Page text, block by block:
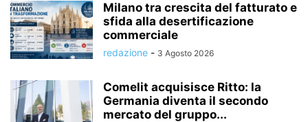
Milano tra crescita del fatturato e
sfida alla desertificazione
commerciale
redazione - 3 Agosto 2026
Comelit acquisisce Ritto: la
Germania diventa il secondo
mercato del gruppo...